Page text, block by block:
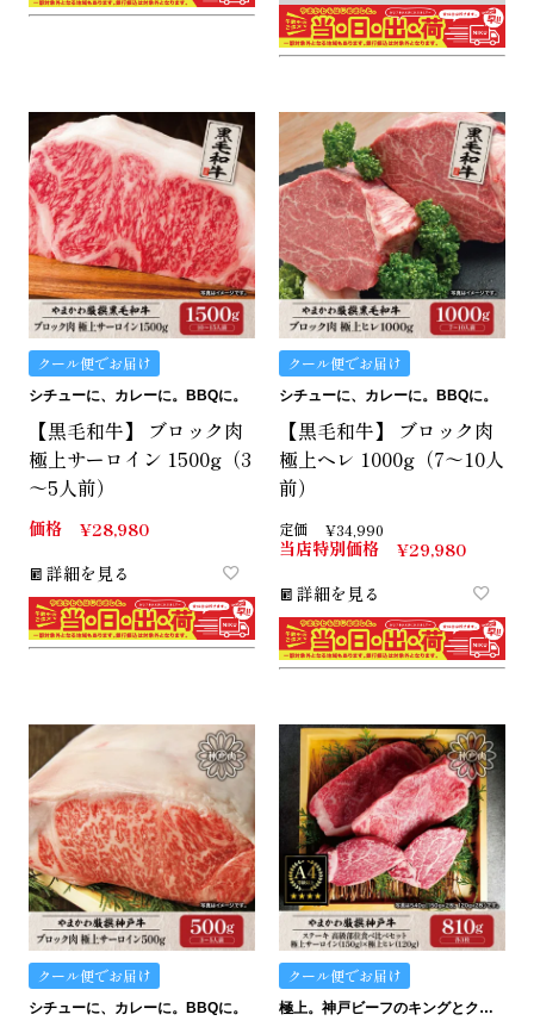
クール便でお届け
シチューに、カレーに。BBQに。
【黒毛和牛】 ブロック肉
極上サーロイン 1500g（3
～5人前）
価格 ¥28,980
詳細を見る
クール便でお届け
シチューに、カレーに。BBQに。
【黒毛和牛】 ブロック肉
極上ヘレ 1000g（7～10人
前）
定価 ¥34,990
当店特別価格 ¥29,980
詳細を見る
クール便でお届け
シチューに、カレーに。BBQに。
クール便でお届け
極上。神戸ビーフのキングとクイーン。